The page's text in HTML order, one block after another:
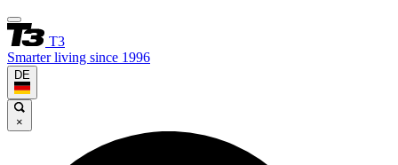
T3
Smarter living since 1996
DE
×